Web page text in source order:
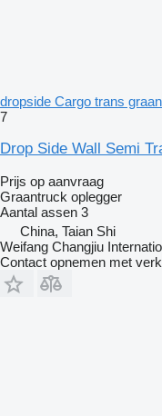
dropside Cargo trans
7
Drop Side Wall Semi
Prijs op aanvraag
Graantruck oplegger
Aantal assen 3
China, Taian Shi
Weifang Changjiu
Contact opnemen met